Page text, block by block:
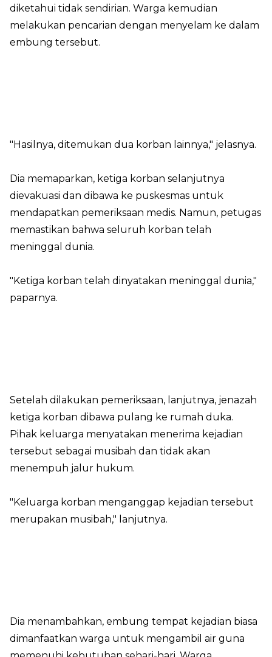
diketahui tidak sendirian. Warga kemudian
melakukan pencarian dengan menyelam ke dalam
embung tersebut.
"Hasilnya, ditemukan dua korban lainnya," jelasnya.
Dia memaparkan, ketiga korban selanjutnya
dievakuasi dan dibawa ke puskesmas untuk
mendapatkan pemeriksaan medis. Namun, petugas
memastikan bahwa seluruh korban telah
meninggal dunia.
"Ketiga korban telah dinyatakan meninggal dunia,"
paparnya.
Setelah dilakukan pemeriksaan, lanjutnya, jenazah
ketiga korban dibawa pulang ke rumah duka.
Pihak keluarga menyatakan menerima kejadian
tersebut sebagai musibah dan tidak akan
menempuh jalur hukum.
"Keluarga korban menganggap kejadian tersebut
merupakan musibah," lanjutnya.
Dia menambahkan, embung tempat kejadian biasa
dimanfaatkan warga untuk mengambil air guna